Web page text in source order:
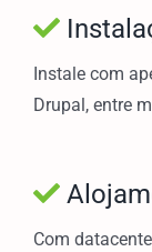
Instale com
Drupal, entre
Com